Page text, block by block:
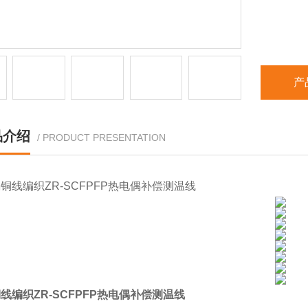
产
绍 / PRODUCT PRESENTATION
编织ZR-SCFPFP热电偶补偿测温线